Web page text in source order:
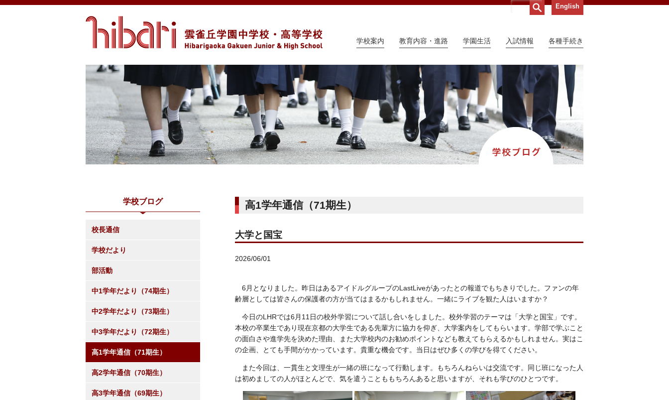
English
学校案内 教育内容・進路 学園生活 入試情報 各種手続き
高1学年通信（71期生）
大学と国宝
2026/06/01
6月となりました。昨日はあるアイドルグループのLastLiveがあったとの報道でもちきりでした。ファンの年
齢層としては皆さんの保護者の方が当てはまるかもしれません。一緒にライブを観た人はいますか？
今日のLHRでは6月11日の校外学習について話し合いをしました。校外学習のテーマは「大学と国宝」です。
本校の卒業生であり現在京都の大学生である先輩方に協力を仰ぎ、大学案内をしてもらいます。学部で学ぶこと
の面白さや進学先を決めた理由、また大学校内のお勧めポイントなども教えてもらえるかもしれません。実はこ
の企画、とても手間がかかっています。貴重な機会です。当日はぜひ多くの学びを得てください。
また今回は、一貫生と文理生が一緒の班になって行動します。もちろんねらいは交流です。同じ班になった人
は初めましての人がほとんどで、気を遣うことももちろんあると思いますが、それも学びのひとつです。
学校ブログ
校長通信
学校だより
部活動
中1学年だより（74期生）
中2学年だより（73期生）
中3学年だより（72期生）
高1学年通信（71期生）
高2学年通信（70期生）
高3学年通信（69期生）